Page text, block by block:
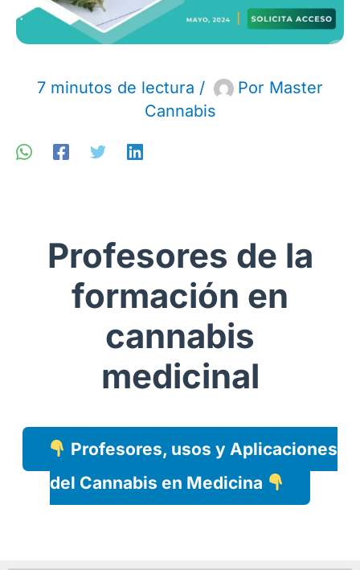
7 minutos de lectura / Por Master
Cannabis
Profesores de la
formación en
cannabis
medicinal
Profesores, usos y Aplicaciones
del Cannabis en Medicina